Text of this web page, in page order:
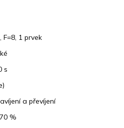
F=8, 1 prvek
s
a převíjení
%